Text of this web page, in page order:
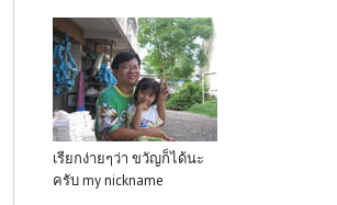
เรียกง่ายๆว่า ขวัญก็ได้นะ
ครับ my nickname